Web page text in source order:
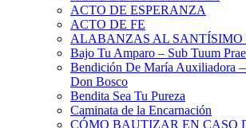
ACTO DE ESPERANZA
ACTO DE FE
ALABANZAS AL SANTÍSIMO
Bajo Tu Amparo – Sub Tuum
Bendición De María Auxiliadora
Don Bosco
Bendita Sea Tu Pureza
Caminata de la Encarnación
CÓMO BAUTIZAR EN CASO